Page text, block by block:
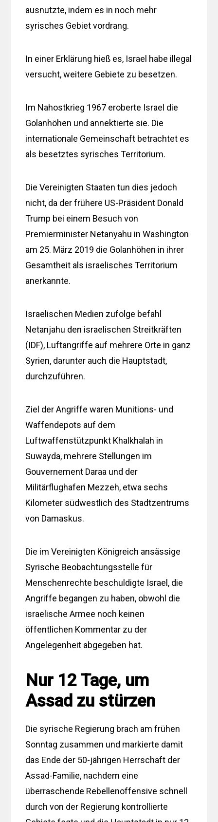
ausnutzte, indem es in noch mehr
syrisches Gebiet vordrang.
In einer Erklärung hieß es, Israel habe illegal
versucht, weitere Gebiete zu besetzen.
Im Nahostkrieg 1967 eroberte Israel die
Golanhöhen und annektierte sie. Die
internationale Gemeinschaft betrachtet es
als besetztes syrisches Territorium.
Die Vereinigten Staaten tun dies jedoch
nicht, da der frühere US-Präsident Donald
Trump bei einem Besuch von
Premierminister Netanyahu in Washington
am 25. März 2019 die Golanhöhen in ihrer
Gesamtheit als israelisches Territorium
anerkannte.
Israelischen Medien zufolge befahl
Netanjahu den israelischen Streitkräften
(IDF), Luftangriffe auf mehrere Orte in ganz
Syrien, darunter auch die Hauptstadt,
durchzuführen.
Ziel der Angriffe waren Munitions- und
Waffendepots auf dem
Luftwaffenstützpunkt Khalkhalah in
Suwayda, mehrere Stellungen im
Gouvernement Daraa und der
Militärflughafen Mezzeh, etwa sechs
Kilometer südwestlich des Stadtzentrums
von Damaskus.
Die im Vereinigten Königreich ansässige
Syrische Beobachtungsstelle für
Menschenrechte beschuldigte Israel, die
Angriffe begangen zu haben, obwohl die
israelische Armee noch keinen
öffentlichen Kommentar zu der
Angelegenheit abgegeben hat.
Nur 12 Tage, um
Assad zu stürzen
Die syrische Regierung brach am frühen
Sonntag zusammen und markierte damit
das Ende der 50-jährigen Herrschaft der
Assad-Familie, nachdem eine
überraschende Rebellenoffensive schnell
durch von der Regierung kontrollierte